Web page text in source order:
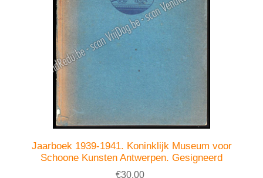
Jaarboek 1939-1941. Koninklijk Museum voor
Schoone Kunsten Antwerpen. Gesigneerd
€30,00